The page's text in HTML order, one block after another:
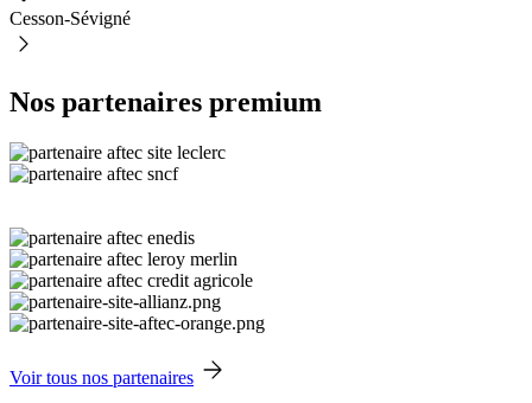
Cesson-Sévigné
Nos partenaires premium
Voir tous nos partenaires